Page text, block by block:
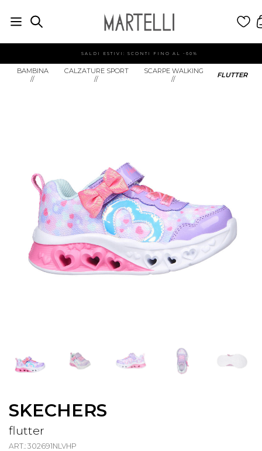
SALDI ESTIVI: SCONTI FINO AL -60%
BAMBINA
//
CALZATURE SPORT
//
SCARPE WALKING
//
FLUTTER
SKECHERS
flutter
ART.: 302691NLVHP